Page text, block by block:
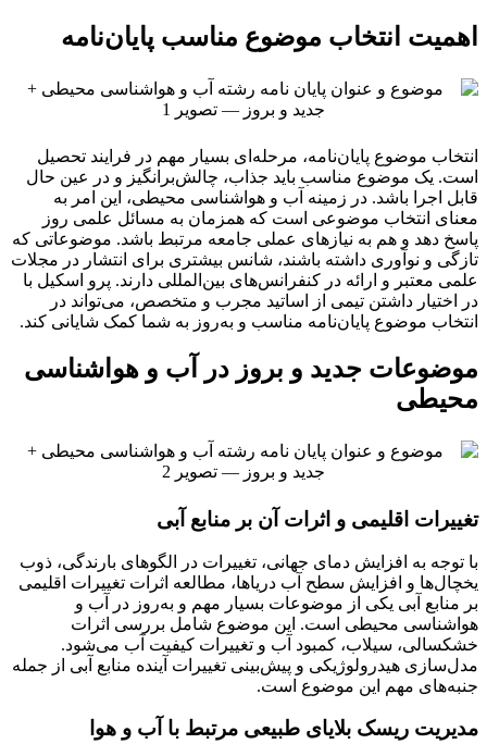
اهمیت انتخاب موضوع مناسب پایان‌نامه
انتخاب موضوع پایان‌نامه، مرحله‌ای بسیار مهم در فرایند تحصیل
است. یک موضوع مناسب باید جذاب، چالش‌برانگیز و در عین حال
قابل اجرا باشد. در زمینه آب و هواشناسی محیطی، این امر به
معنای انتخاب موضوعی است که همزمان به مسائل علمی روز
پاسخ دهد و هم به نیازهای عملی جامعه مرتبط باشد. موضوعاتی که
تازگی و نوآوری داشته باشند، شانس بیشتری برای انتشار در مجلات
علمی معتبر و ارائه در کنفرانس‌های بین‌المللی دارند. پرو اسکیل با
در اختیار داشتن تیمی از اساتید مجرب و متخصص، می‌تواند در
انتخاب موضوع پایان‌نامه مناسب و به‌روز به شما کمک شایانی کند.
موضوعات جدید و بروز در آب و هواشناسی
محیطی
تغییرات اقلیمی و اثرات آن بر منابع آبی
با توجه به افزایش دمای جهانی، تغییرات در الگوهای بارندگی، ذوب
یخچال‌ها و افزایش سطح آب دریاها، مطالعه اثرات تغییرات اقلیمی
بر منابع آبی یکی از موضوعات بسیار مهم و به‌روز در آب و
هواشناسی محیطی است. این موضوع شامل بررسی اثرات
خشکسالی، سیلاب، کمبود آب و تغییرات کیفیت آب می‌شود.
مدل‌سازی هیدرولوژیکی و پیش‌بینی تغییرات آینده منابع آبی از جمله
جنبه‌های مهم این موضوع است.
مدیریت ریسک بلایای طبیعی مرتبط با آب و هوا